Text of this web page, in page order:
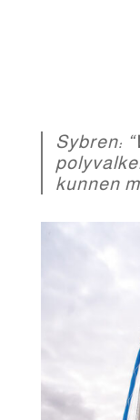
Sybren:
kunnen